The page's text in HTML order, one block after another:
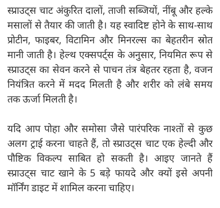
स्प्राउट्स चाट अंकुरित दालों, ताजी सब्जियों, नींबू और हल्के
मसालों से तैयार की जाती है। यह स्वादिष्ट होने के साथ-साथ
प्रोटीन, फाइबर, विटामिन और मिनरल्स का बेहतरीन स्रोत
मानी जाती है। हेल्थ एक्सपर्ट्स के अनुसार, नियमित रूप से
स्प्राउट्स का सेवन करने से पाचन तंत्र बेहतर रहता है, वजन
नियंत्रित करने में मदद मिलती है और शरीर को लंबे समय
तक ऊर्जा मिलती है।
यदि आप पोहा और समोसा जैसे पारंपरिक नाश्तों से कुछ
अलग ट्राई करना चाहते हैं, तो स्प्राउट्स चाट एक हेल्दी और
पौष्टिक विकल्प साबित हो सकती है। आइए जानते हैं
स्प्राउट्स चाट खाने के 5 बड़े फायदे और क्यों इसे अपनी
मॉर्निंग डाइट में शामिल करना चाहिए।